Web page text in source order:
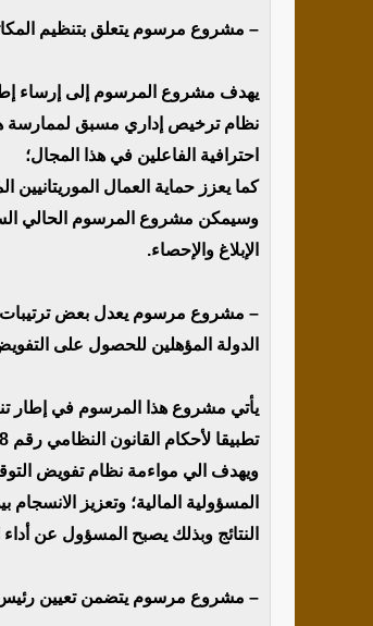
– مشروع مرسوم يتعلق بتنظيم
يهدف مشروع المرسوم إلى إرساء
نظام ترخيص إداري مسبق لممارسة
احترافية الفاعلين في هذا المجال؛
كما يعزز حماية العمال
وسيمكن مشروع المرسوم الحالي
الإبلاغ والإحصاء.
الدولة المؤهلين للحصول على
تطبيقا لأحكام القانون النظامي رقم 2018-039 المتعلق بقوانين المالية ونصوصه التطبيقية
ويهدف الي مواءمة نظام تفويض
المسؤولية المالية؛ وتعزيز الانسجام
النتائج وبذلك يصبح المسؤول عن
– مشروع مرسوم يتضمن تعيين رئيس